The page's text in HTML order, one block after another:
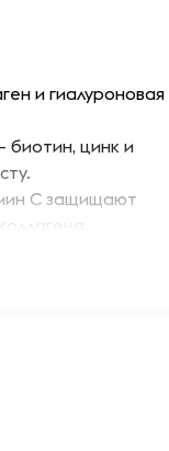
и гиалуроновая
биотин, цинк и
C защищают
кожи,